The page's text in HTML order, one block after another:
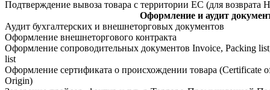
Подтверждение вывоза товара с территории ЕС (для возврата
Оформление и аудит
Аудит бухгалтерских и внешнеторговых документов
Оформление внешнеторгового контракта
Оформление сопроводительных документов Invoice, Packing
list
Оформление сертификата о происхождении товара (Certificate
Origin)